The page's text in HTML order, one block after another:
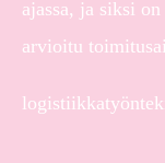
ajassa, ja siksi
arvioitu